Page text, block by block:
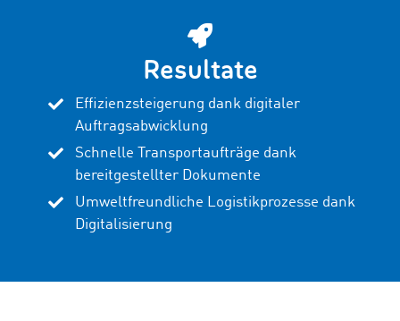
Resultate
Effizienzsteigerung dank digitaler
Auftragsabwicklung
Schnelle Transportaufträge dank
bereitgestellter Dokumente
Umweltfreundliche Logistikprozesse dank
Digitalisierung